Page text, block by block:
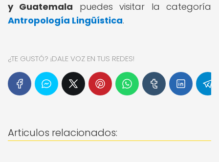
y Guatemala puedes visitar la categoría
Antropología Lingüística.
¿TE GUSTÓ? ¡DALE VOZ EN TUS REDES!
Articulos relacionados: